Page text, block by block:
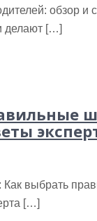
обзор и
делают […]
Как выбрать
[…]